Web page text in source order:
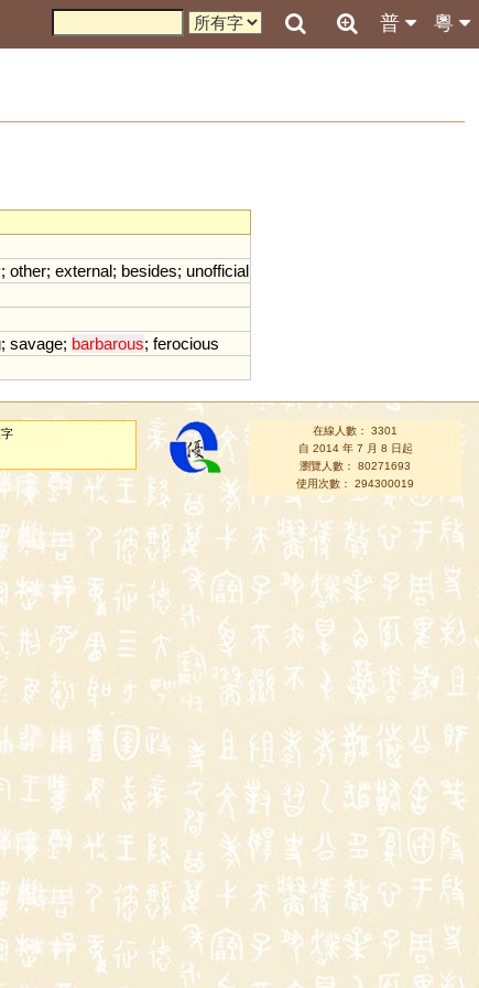
粵
普
; other; external; besides; unofficial
; savage; barbarous; ferocious
在線人數： 3301
自 2014 年 7 月 8 日起
瀏覽人數： 80271693
使用次數： 294300019